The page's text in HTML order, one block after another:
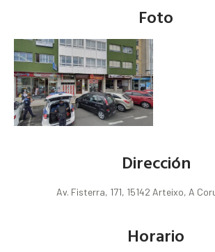
Foto
Dirección
Av. Fisterra, 171, 15142 Arteixo, A
Horario